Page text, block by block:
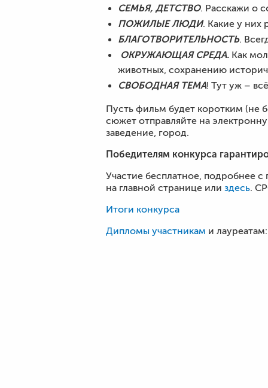
СЕМЬЯ, ДЕТСТВО. Расскажи о
ПОЖИЛЫЕ ЛЮДИ. Какие у них
БЛАГОТВОРИТЕЛЬНОСТЬ.
ОКРУЖАЮЩАЯ СРЕДА. Как
животных, сохранению
СВОБОДНАЯ ТЕМА! Тут уж –
Пусть фильм будет коротким (не
сюжет отправляйте на
заведение, город.
Победителям конкурса
Участие бесплатное, подробнее
на главной странице или здесь.
Итоги конкурса
Дипломы участникам и лауреатам: